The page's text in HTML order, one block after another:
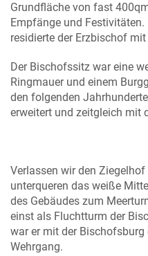
Grundfläche von fast
Empfänge und
residierte der Erzbischof
Der Bischofssitz war eine
Ringmauer und einem
den folgenden
erweitert und zeitgleich mit
Verlassen wir den
unterqueren das weiße
des Gebäudes zum
einst als Fluchtturm der
war er mit der
Wehrgang.